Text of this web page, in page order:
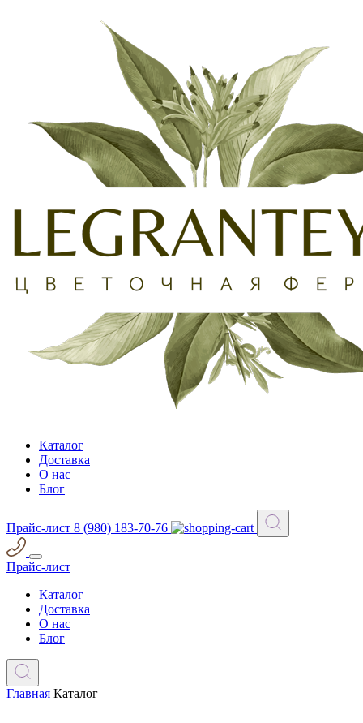
Каталог
Доставка
О нас
Блог
Прайс-лист 8 (980) 183-70-76
Прайс-лист
Каталог
Доставка
О нас
Блог
Главная Каталог